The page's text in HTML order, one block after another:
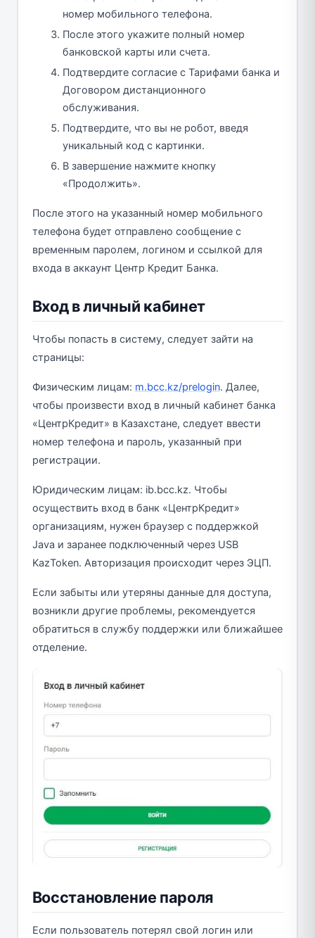
номер мобильного телефона.
После этого укажите полный номер
банковской карты или счета.
Подтвердите согласие с Тарифами банка и
Договором дистанционного
обслуживания.
Подтвердите, что вы не робот, введя
уникальный код с картинки.
В завершение нажмите кнопку
«Продолжить».
После этого на указанный номер мобильного
телефона будет отправлено сообщение с
временным паролем, логином и ссылкой для
входа в аккаунт Центр Кредит Банка.
Вход в личный кабинет
Чтобы попасть в систему, следует зайти на
страницы:
Физическим лицам: m.bcc.kz/prelogin. Далее,
чтобы произвести вход в личный кабинет банка
«ЦентрКредит» в Казахстане, следует ввести
номер телефона и пароль, указанный при
регистрации.
Юридическим лицам: ib.bcc.kz. Чтобы
осуществить вход в банк «ЦентрКредит»
организациям, нужен браузер с поддержкой
Java и заранее подключенный через USB
KazToken. Авторизация происходит через ЭЦП.
Если забыты или утеряны данные для доступа,
возникли другие проблемы, рекомендуется
обратиться в службу поддержки или ближайшее
отделение.
Восстановление пароля
Если пользователь потерял свой логин или